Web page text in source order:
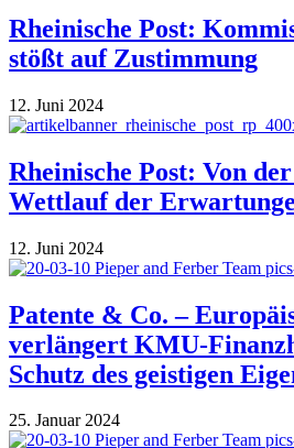
Rheinische Post:
stößt auf Zustimmung
12. Juni 2024
Rheinische Post: Von
Wettlauf der
12. Juni 2024
Patente & Co. –
verlängert KMU-
Schutz des geistigen
25. Januar 2024